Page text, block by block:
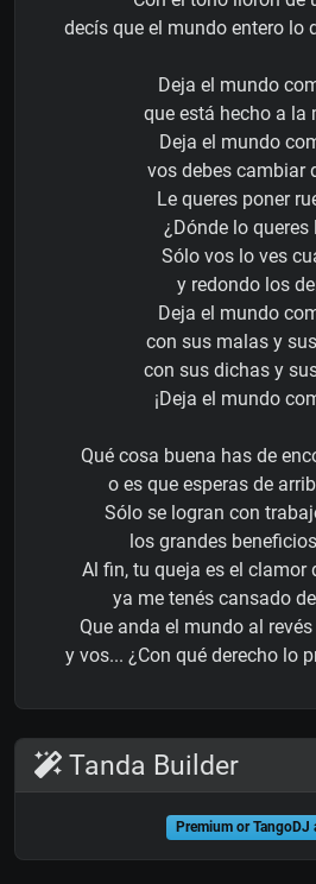
decís que el mundo entero lo
Deja el mundo
que está hecho a la
Deja el mundo
vos debes cambiar
Le queres poner
¿Dónde lo queres
Sólo vos lo ves
y redondo los
Deja el mundo
con sus malas y
con sus dichas y
¡Deja el mundo
Qué cosa buena has de
o es que esperas de
Sólo se logran con
los grandes
Al fin, tu queja es el clamor
ya me tenés cansado
Que anda el mundo al
y vos... ¿Con qué derecho lo
Tanda Builder
Premium or TangoDJ